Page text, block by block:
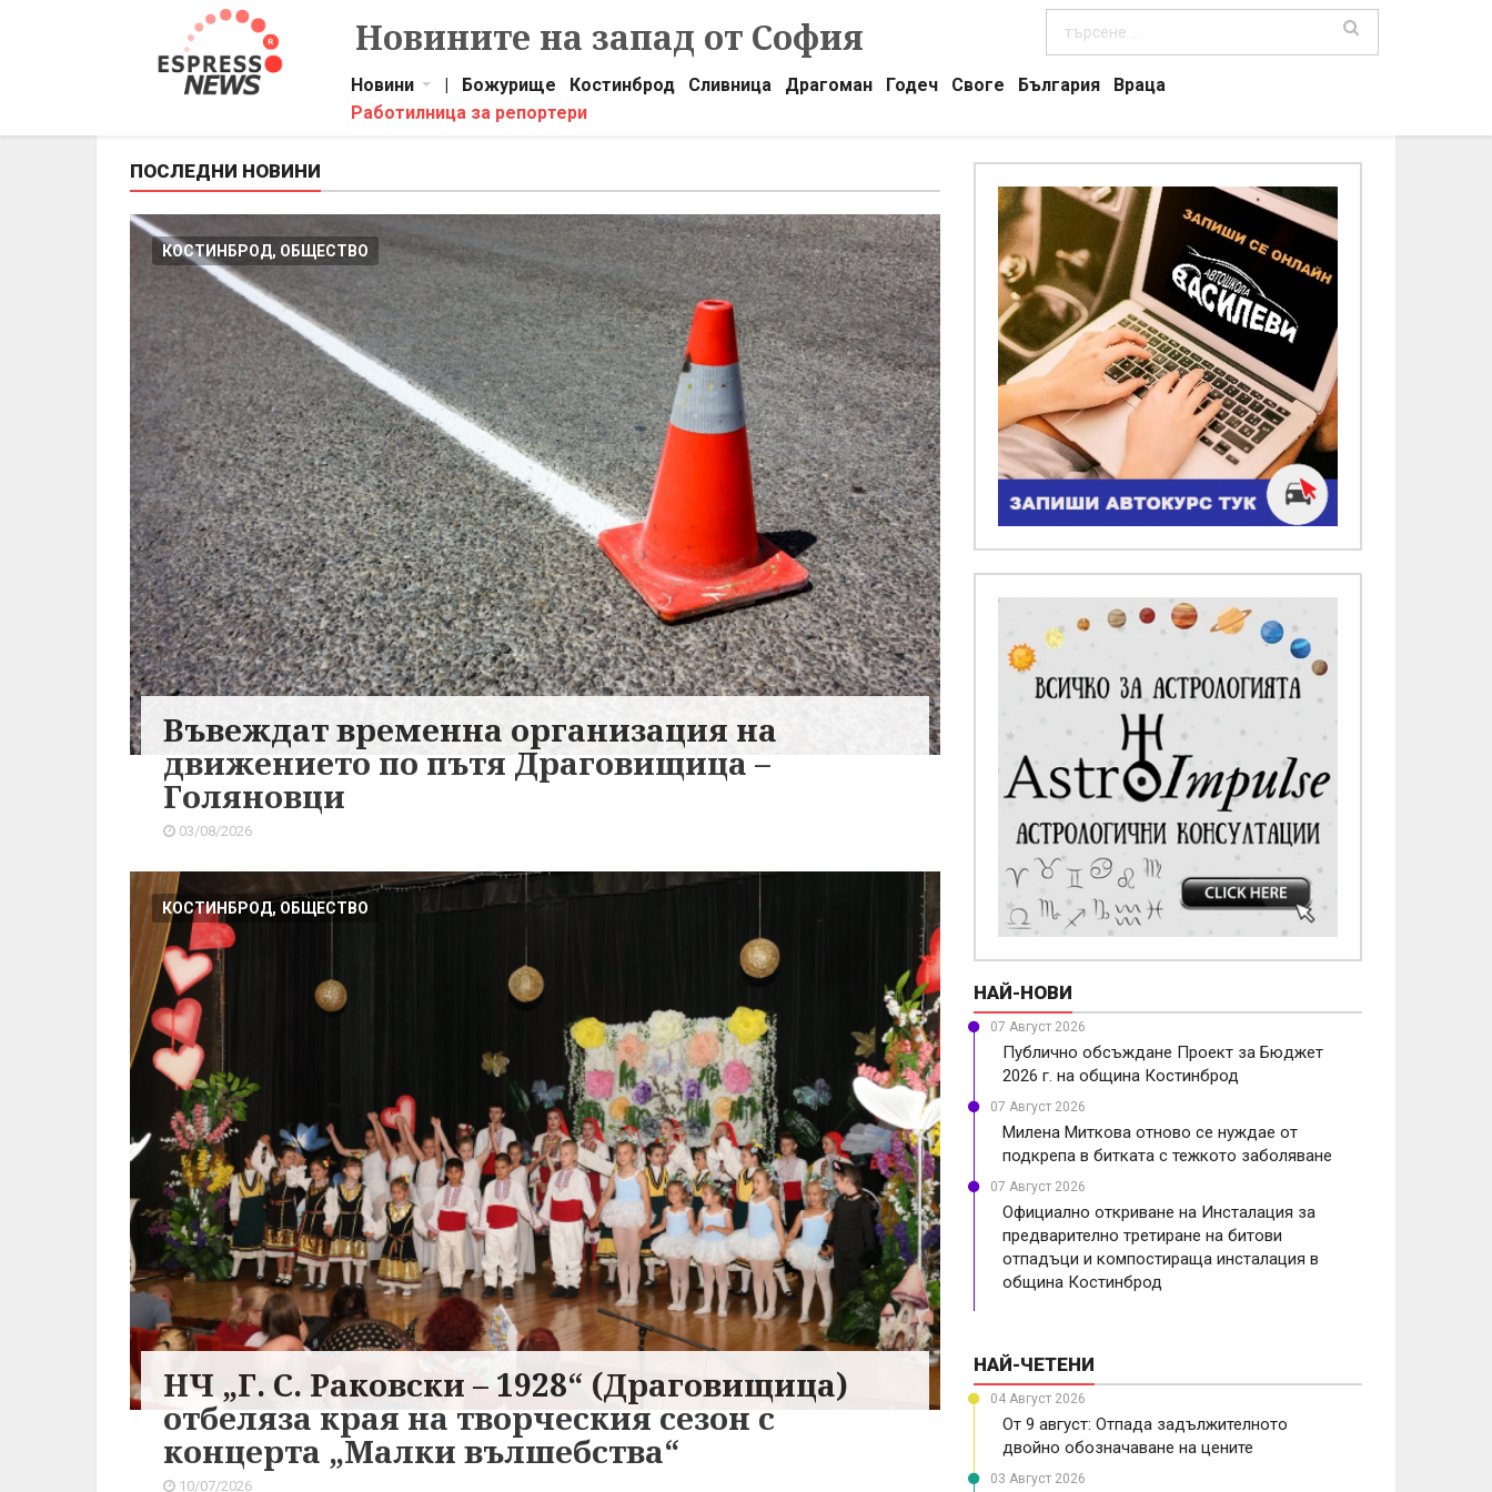
Новините на запад от София
Новини | Божурище Костинброд Сливница Драгоман Годеч Своге България
Враца
Работилница за репортери
ПОСЛЕДНИ НОВИНИ
КОСТИНБРОД, ОБЩЕСТВО
Въвеждат временна организация на
движението по пътя Драговищица –
Голяновци
03/08/2026
КОСТИНБРОД, ОБЩЕСТВО
НЧ „Г. С. Раковски – 1928“ (Драговищица)
отбеляза края на творческия сезон с
концерта „Малки вълшебства“
10/07/2026
НАЙ-НОВИ
07 Август 2026
Публично обсъждане Проект за Бюджет
2026 г. на община Костинброд
07 Август 2026
Милена Миткова отново се нуждае от
подкрепа в битката с тежкото заболяване
07 Август 2026
Официално откриване на Инсталация за
предварително третиране на битови
отпадъци и компостираща инсталация в
община Костинброд
НАЙ-ЧЕТЕНИ
04 Август 2026
От 9 август: Отпада задължителното
двойно обозначаване на цените
03 Август 2026